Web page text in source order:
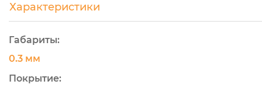
Характеристики
Габариты:
0.3 мм
Покрытие: